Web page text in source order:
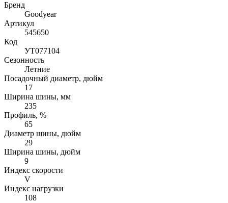
Бренд
Goodyear
Артикул
545650
Код
УТ077104
Сезонность
Летние
Посадочный диаметр, дюйм
17
Ширина шины, мм
235
Профиль, %
65
Диаметр шины, дюйм
29
Ширина шины, дюйм
9
Индекс скорости
V
Индекс нагрузки
108